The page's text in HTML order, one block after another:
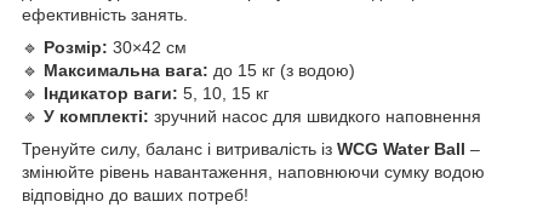
ефективність занять.
🔹 Розмір: 30×42 см
🔹 Максимальна вага: до 15 кг (з водою)
🔹 Індикатор ваги: 5, 10, 15 кг
🔹 У комплекті: зручний насос для швидкого наповнення
Тренуйте силу, баланс і витривалість із WCG Water Ball –
змінюйте рівень навантаження, наповнюючи сумку водою
відповідно до ваших потреб!